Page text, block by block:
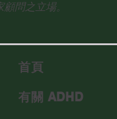
問之立場。
首​頁
有關 ADHD